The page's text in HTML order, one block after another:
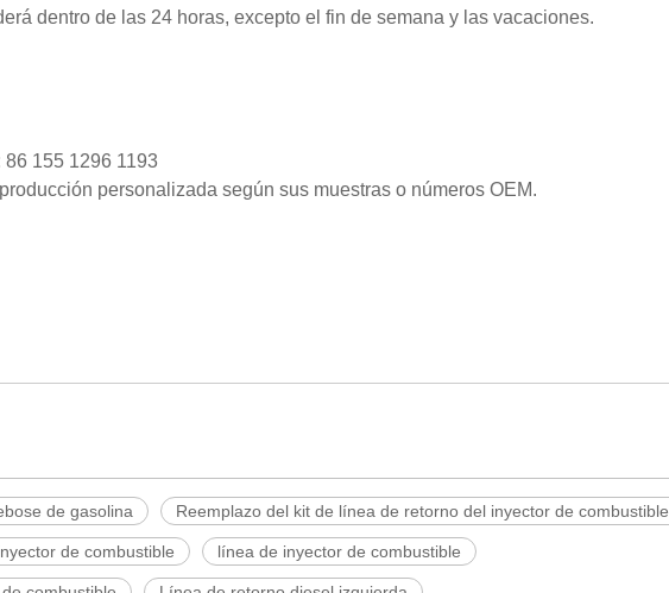
dentro de las 24 horas, excepto el fin de semana y las vacaciones.
155 1296 1193
personalizada según sus muestras o números OEM.
de gasolina Reemplazo del kit de línea de retorno del inyector de combustible
de combustible línea de inyector de combustible